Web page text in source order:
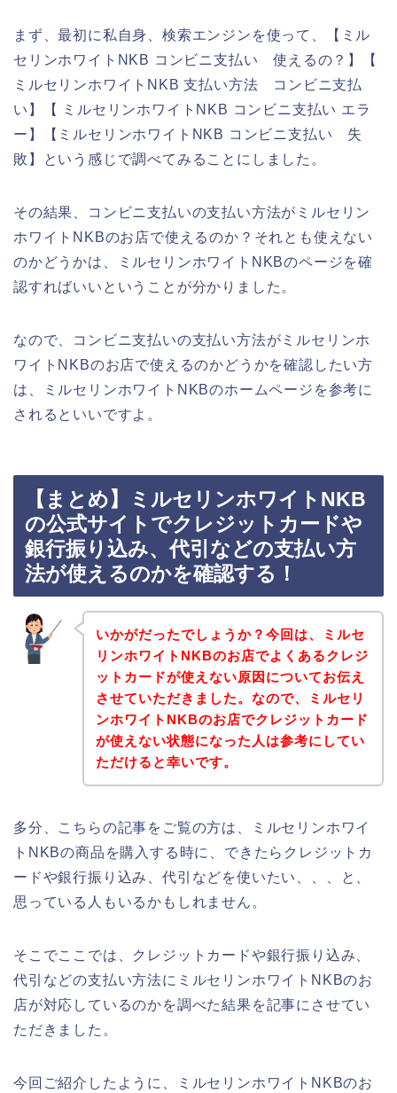
まず、最初に私自身、検索エンジンを使って、【ミル
セリンホワイトNKB コンビニ支払い 使えるの？】【
ミルセリンホワイトNKB 支払い方法 コンビニ支払
い】【 ミルセリンホワイトNKB コンビニ支払い エラ
ー】【ミルセリンホワイトNKB コンビニ支払い 失
敗】という感じで調べてみることにしました。
その結果、コンビニ支払いの支払い方法がミルセリン
ホワイトNKBのお店で使えるのか？それとも使えない
のかどうかは、ミルセリンホワイトNKBのページを確
認すればいいということが分かりました。
なので、コンビニ支払いの支払い方法がミルセリンホ
ワイトNKBのお店で使えるのかどうかを確認したい方
は、ミルセリンホワイトNKBのホームページを参考に
されるといいですよ。
【まとめ】ミルセリンホワイトNKB
の公式サイトでクレジットカードや
銀行振り込み、代引などの支払い方
法が使えるのかを確認する！
いかがだったでしょうか？今回は、ミルセ
リンホワイトNKBのお店でよくあるクレジ
ットカードが使えない原因についてお伝え
させていただきました。なので、ミルセリ
ンホワイトNKBのお店でクレジットカード
が使えない状態になった人は参考にしてい
ただけると幸いです。
多分、こちらの記事をご覧の方は、ミルセリンホワイ
トNKBの商品を購入する時に、できたらクレジットカ
ードや銀行振り込み、代引などを使いたい、、、と、
思っている人もいるかもしれません。
そこでここでは、クレジットカードや銀行振り込み、
代引などの支払い方法にミルセリンホワイトNKBのお
店が対応しているのかを調べた結果を記事にさせてい
ただきました。
今回ご紹介したように、ミルセリンホワイトNKBのお